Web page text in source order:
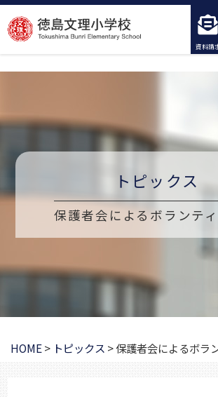
コ
ン
テ
ツ
へ
キ
資料請
トピックス
保護者会によるボランテ
HOME> トピックス >保護者会によるボラ